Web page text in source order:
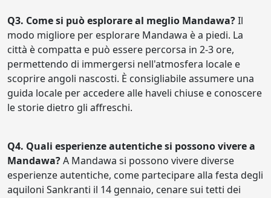
Q3. Come si può esplorare al meglio Mandawa?Il
modo migliore per esplorare Mandawa è a piedi. La
città è compatta e può essere percorsa in 2-3 ore,
permettendo di immergersi nell'atmosfera locale e
scoprire angoli nascosti. È consigliabile assumere una
guida locale per accedere alle haveli chiuse e conoscere
le storie dietro gli affreschi.
Q4. Quali esperienze autentiche si possono vivere a
Mandawa?A Mandawa si possono vivere diverse
esperienze autentiche, come partecipare alla festa degli
aquiloni Sankranti il 14 gennaio, cenare sui tetti dei